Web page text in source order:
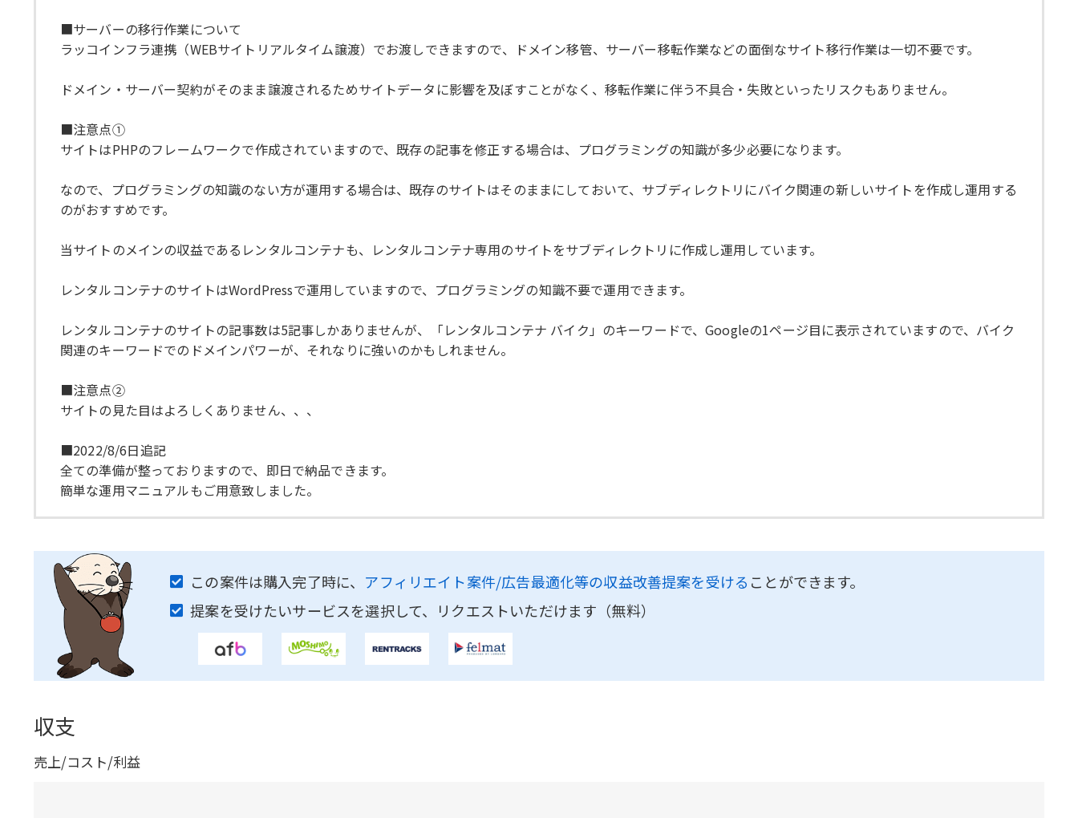
■サーバーの移行作業について
ラッコインフラ連携（WEBサイトリアルタイム譲渡）でお渡しできますので、ドメイン移管、サーバー移転作業などの面倒なサイト移行作業は一切不要です。
ドメイン・サーバー契約がそのまま譲渡されるためサイトデータに影響を及ぼすことがなく、移転作業に伴う不具合・失敗といったリスクもありません。
■注意点①
サイトはPHPのフレームワークで作成されていますので、既存の記事を修正する場合は、プログラミングの知識が多少必要になります。
なので、プログラミングの知識のない方が運用する場合は、既存のサイトはそのままにしておいて、サブディレクトリにバイク関連の新しいサイトを作成し運用する
のがおすすめです。
当サイトのメインの収益であるレンタルコンテナも、レンタルコンテナ専用のサイトをサブディレクトリに作成し運用しています。
レンタルコンテナのサイトはWordPressで運用していますので、プログラミングの知識不要で運用できます。
レンタルコンテナのサイトの記事数は5記事しかありませんが、「レンタルコンテナ バイク」のキーワードで、Googleの1ページ目に表示されていますので、バイク
関連のキーワードでのドメインパワーが、それなりに強いのかもしれません。
■注意点②
サイトの見た目はよろしくありません、、、
■2022/8/6日追記
全ての準備が整っておりますので、即日で納品できます。
簡単な運用マニュアルもご用意致しました。
この案件は購入完了時に、 アフィリエイト案件/広告最適化等の収益改善提案を受ける ことができます。
提案を受けたいサービスを選択して、リクエストいただけます（無料）
収支
売上/コスト/利益